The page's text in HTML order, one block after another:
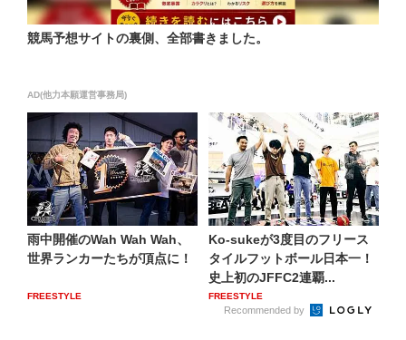
競馬予想サイトの裏側、全部書きました。
AD(他力本願運営事務局)
雨中開催のWah Wah Wah、
世界ランカーたちが頂点に！
FREESTYLE
Ko-sukeが3度目のフリース
タイルフットボール日本一！
史上初のJFFC2連覇...
FREESTYLE
Recommended by